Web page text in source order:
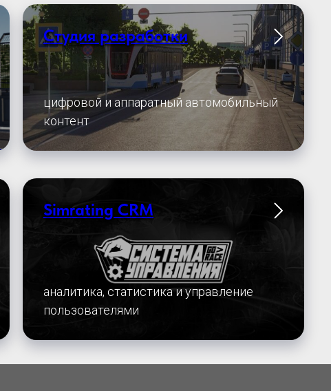
Студия разработки
цифровой и аппаратный автомобильный
контент
Simrating CRM
аналитика, статистика и управление
пользователями